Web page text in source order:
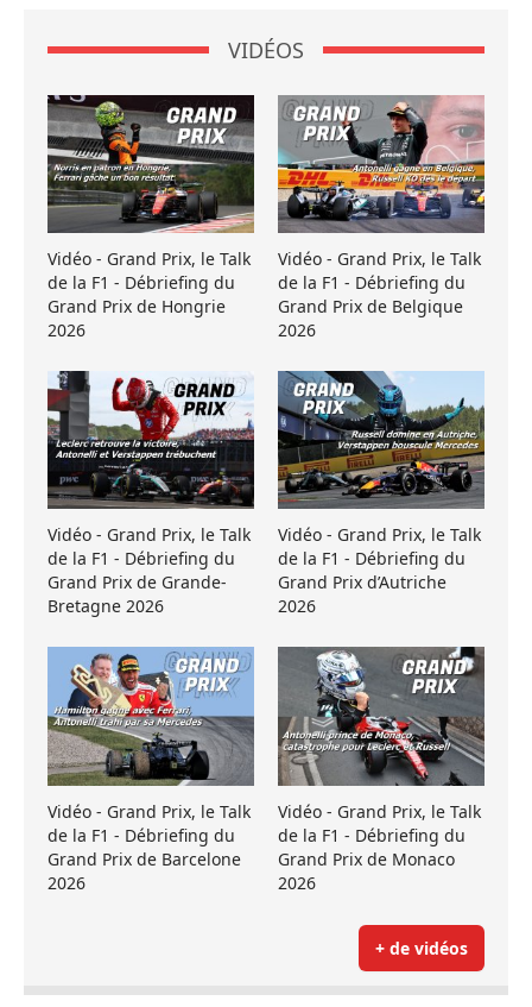
VIDÉOS
Vidéo - Grand Prix, le Talk
de la F1 - Débriefing du
Grand Prix de Hongrie
2026
Vidéo - Grand Prix, le Talk
de la F1 - Débriefing du
Grand Prix de Belgique
2026
Vidéo - Grand Prix, le Talk
de la F1 - Débriefing du
Grand Prix de Grande-
Bretagne 2026
Vidéo - Grand Prix, le Talk
de la F1 - Débriefing du
Grand Prix d’Autriche
2026
Vidéo - Grand Prix, le Talk
de la F1 - Débriefing du
Grand Prix de Barcelone
2026
Vidéo - Grand Prix, le Talk
de la F1 - Débriefing du
Grand Prix de Monaco
2026
+ de vidéos